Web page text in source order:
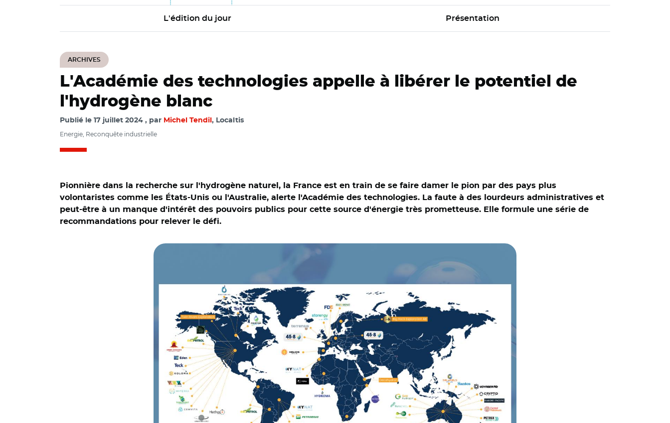
L'édition du jour Présentation
ARCHIVES
L'Académie des technologies appelle à libérer le potentiel de
l'hydrogène blanc
Publié le 17 juillet 2024 par Michel Tendil , Localtis
Energie, Reconquête industrielle
Pionnière dans la recherche sur l'hydrogène naturel, la France est en train de se faire damer le pion par des pays plus
volontaristes comme les États-Unis ou l'Australie, alerte l'Académie des technologies. La faute à des lourdeurs administratives et
peut-être à un manque d'intérêt des pouvoirs publics pour cette source d'énergie très prometteuse. Elle formule une série de
recommandations pour relever le défi.